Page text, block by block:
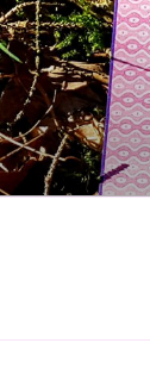
Zum
Inhalt
springen